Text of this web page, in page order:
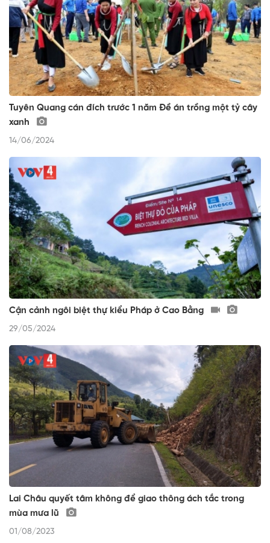
Tuyên Quang cán đích trước 1 năm Đề án trồng một tỷ cây
xanh
14/06/2024
Cận cảnh ngôi biệt thự kiểu Pháp ở Cao Bằng
29/05/2024
Lai Châu quyết tâm không để giao thông ách tắc trong
mùa mưa lũ
01/08/2023